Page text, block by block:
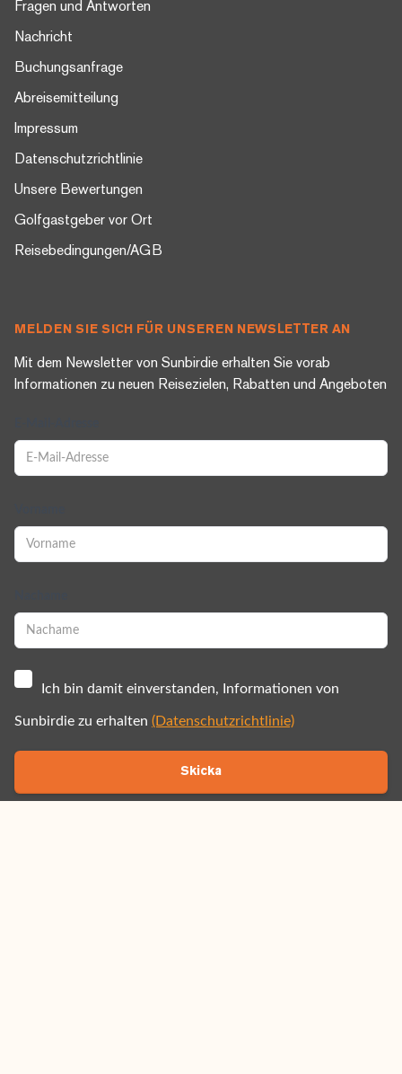
Fragen und Antworten
Nachricht
Buchungsanfrage
Abreisemitteilung
Impressum
Datenschutzrichtlinie
Unsere Bewertungen
Golfgastgeber vor Ort
Reisebedingungen/AGB
MELDEN SIE SICH FÜR UNSEREN NEWSLETTER AN
Mit dem Newsletter von Sunbirdie erhalten Sie vorab
Informationen zu neuen Reisezielen, Rabatten und Angeboten
Ich bin damit einverstanden, Informationen von
Sunbirdie zu erhalten (Datenschutzrichtlinie)
Skicka